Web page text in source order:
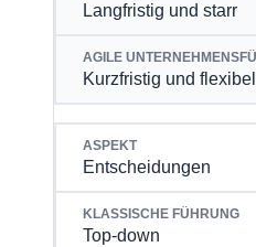
Langfristig und starr
Kurzfristig und flexibel
Entscheidungen
Top-down